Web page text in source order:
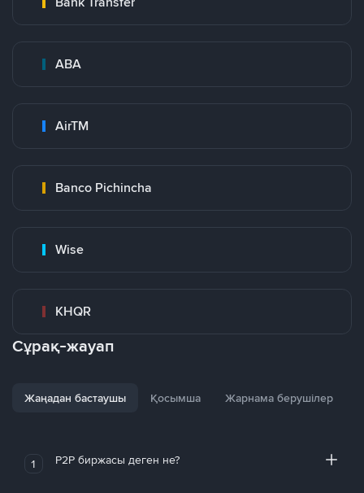
ABA
AirTM
Banco Pichincha
Wise
KHQR
Сұрақ-жауап
Жаңадан бастаушы Қосымша Жарнама берушілер
1 P2P биржасы деген не?